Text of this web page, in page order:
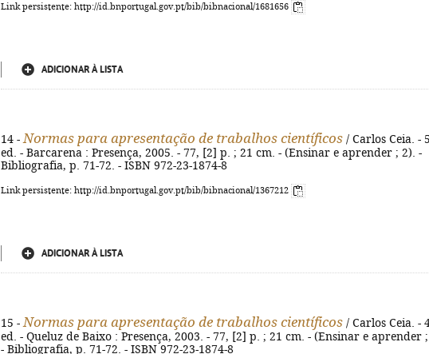
Link persistente: http://id.bnportugal.gov.pt/bib/bibnacional/1681656
ADICIONAR À LISTA
14 - Normas para apresentação de trabalhos científicos / Carlos Ceia. -
ed. - Barcarena : Presença, 2005. - 77, [2] p. ; 21 cm. - (Ensinar e aprender ; 2). -
Bibliografia, p. 71-72. - ISBN 972-23-1874-8
Link persistente: http://id.bnportugal.gov.pt/bib/bibnacional/1367212
ADICIONAR À LISTA
15 - Normas para apresentação de trabalhos científicos / Carlos Ceia. -
ed. - Queluz de Baixo : Presença, 2003. - 77, [2] p. ; 21 cm. - (Ensinar e aprender ;
- Bibliografia, p. 71-72. - ISBN 972-23-1874-8